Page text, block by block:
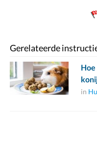
Gerelateerde
in